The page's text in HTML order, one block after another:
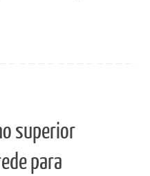
superior
para